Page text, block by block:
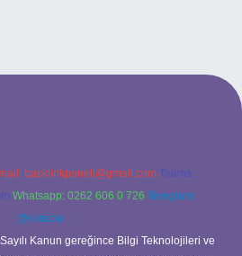
backlinkpaneli@gmail.com Teams:
Whatsapp: 0262 606 0 726 Telegram:
@karabul
Kanun gereğince Bilgi Teknolojileri ve